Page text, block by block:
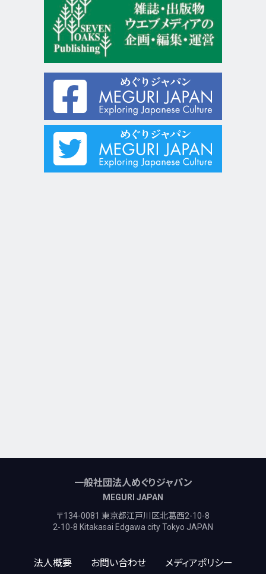
一般社団法人めぐりジャパン
MEGURI JAPAN
〒134-0081 東京都江戸川区北葛西2-10-8
2-10-8 Kitakasai Edgawa city Tokyo JAPAN
法人概要 お問い合わせ メディアポリシー